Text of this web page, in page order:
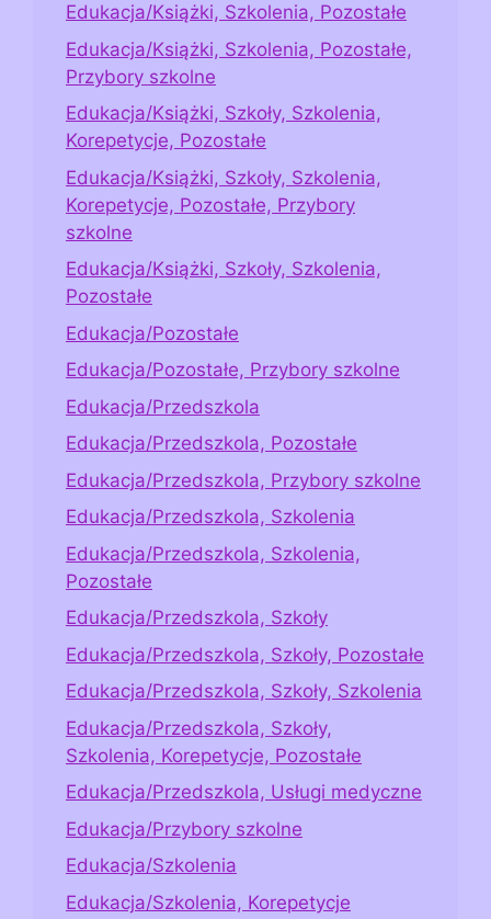
Edukacja/Książki, Szkolenia, Pozostałe
Edukacja/Książki, Szkolenia, Pozostałe,
Przybory szkolne
Edukacja/Książki, Szkoły, Szkolenia,
Korepetycje, Pozostałe
Edukacja/Książki, Szkoły, Szkolenia,
Korepetycje, Pozostałe, Przybory
szkolne
Edukacja/Książki, Szkoły, Szkolenia,
Pozostałe
Edukacja/Pozostałe
Edukacja/Pozostałe, Przybory szkolne
Edukacja/Przedszkola
Edukacja/Przedszkola, Pozostałe
Edukacja/Przedszkola, Przybory szkolne
Edukacja/Przedszkola, Szkolenia
Edukacja/Przedszkola, Szkolenia,
Pozostałe
Edukacja/Przedszkola, Szkoły
Edukacja/Przedszkola, Szkoły, Pozostałe
Edukacja/Przedszkola, Szkoły, Szkolenia
Edukacja/Przedszkola, Szkoły,
Szkolenia, Korepetycje, Pozostałe
Edukacja/Przedszkola, Usługi medyczne
Edukacja/Przybory szkolne
Edukacja/Szkolenia
Edukacja/Szkolenia, Korepetycje